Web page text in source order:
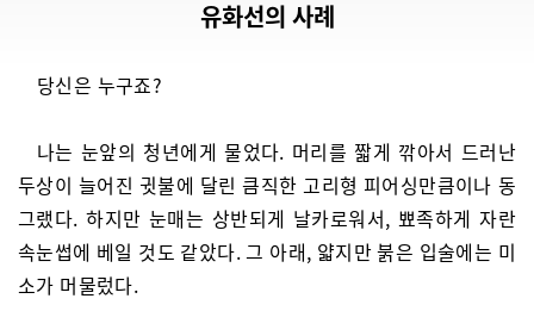
유화선의 사례
당신은 누구죠?
나는 눈앞의 청년에게 물었다. 머리를 짧게 깎아서 드러난
두상이 늘어진 귓불에 달린 큼직한 고리형 피어싱만큼이나 동
그랬다. 하지만 눈매는 상반되게 날카로워서, 뾰족하게 자란
속눈썹에 베일 것도 같았다. 그 아래, 얇지만 붉은 입술에는 미
소가 머물렀다.